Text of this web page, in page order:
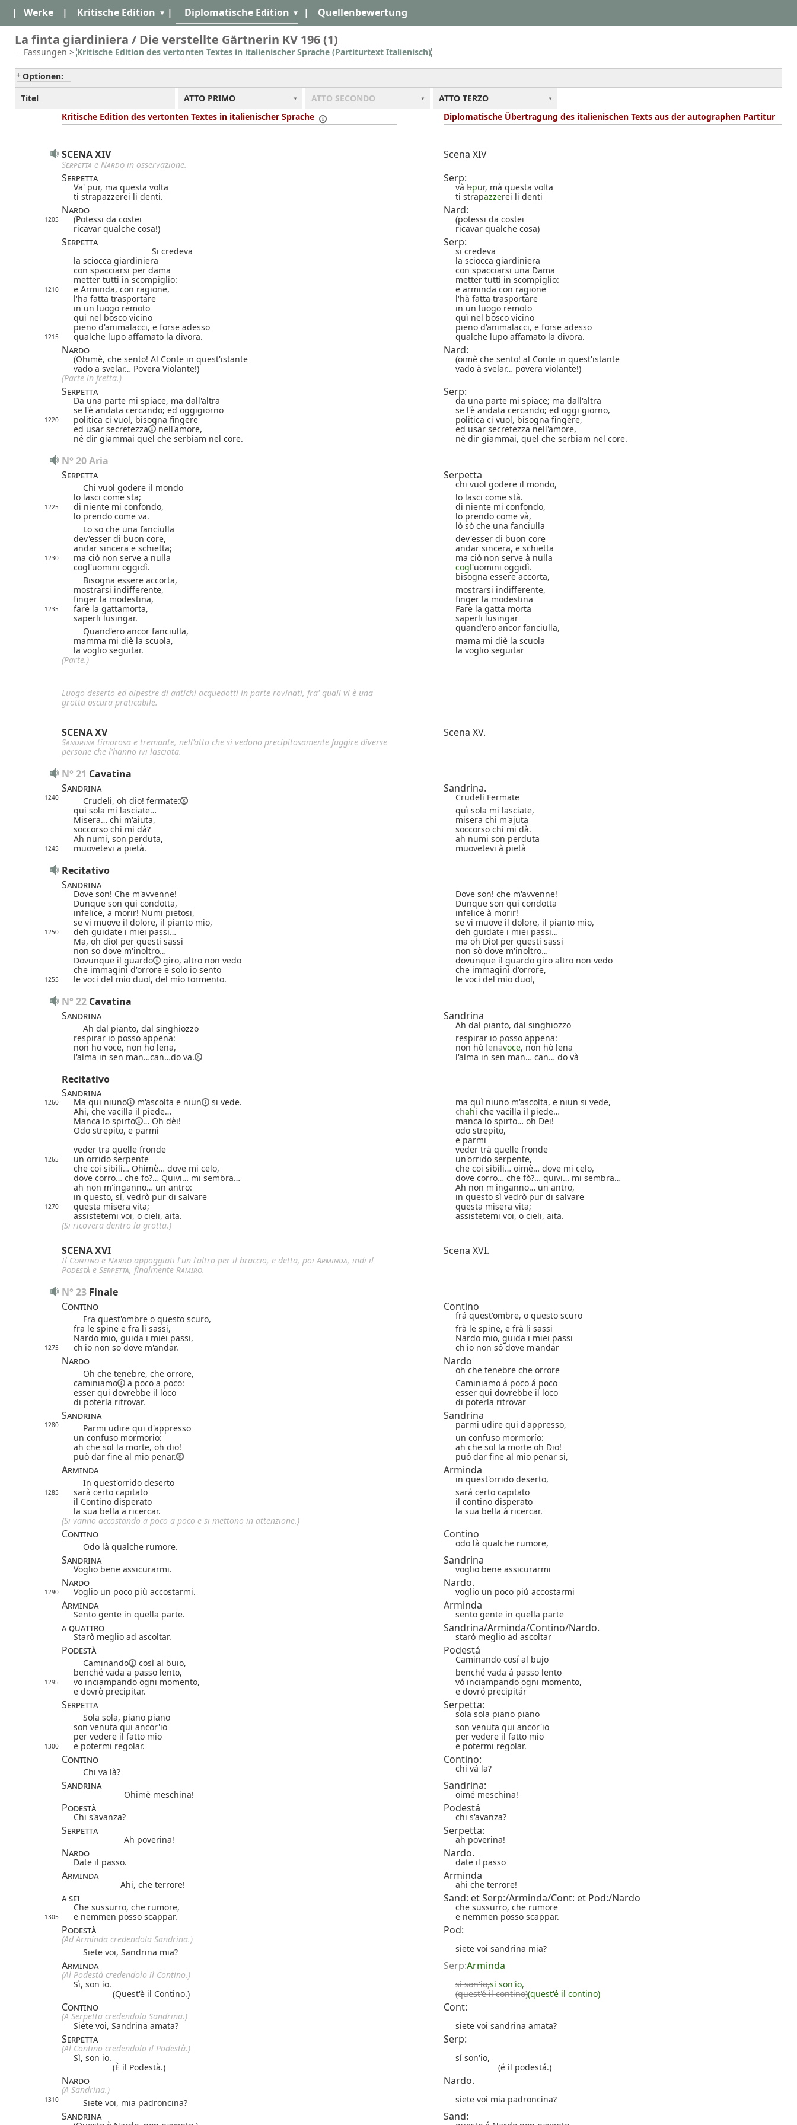
| Werke | Kritische Edition | Diplomatische Edition | Quellenbewertung
La finta giardiniera / Die verstellte Gärtnerin KV 196 (1)
Fassungen > Kritische Edition des vertonten Textes in italienischer Sprache (Partiturtext Italienisch)
Optionen:
Titel
ATTO PRIMO ATTO SECONDO
ATTO TERZO
Kritische Edition des vertonten Textes in italienischer Sprache
Diplomatische Übertragung des italienischen Texts aus der autographen Partitur
SCENA XIV Scena XIV
Serpetta e Nardo in osservazione.
Serpetta Serp:
Va' pur, ma questa volta và bpur, mà questa volta
ti strapazzerei li denti.
ti strapazzerei li denti
Nardo Nard:
1205 (Potessi da costei
(potessi da costei
ricavar qualche cosa!)
ricavar qualche cosa)
Serpetta Serp:
Si credeva
si credeva
la sciocca giardiniera
la sciocca giardiniera
con spacciarsi per dama
con spacciarsi una Dama
metter tutti in scompiglio:
metter tutti in scompiglio:
1210 e Arminda, con ragione,
e arminda con ragione
l'ha fatta trasportare
l'hà fatta trasportare
in un luogo remoto
in un luogo remoto
qui nel bosco vicino
quì nel bosco vicino
pieno d'animalacci, e forse adesso
pieno d'animalacci, e forse adesso
1215 qualche lupo affamato la divora. qualche lupo affamato la divora.
Nardo Nard:
(Ohimè, che sento! Al Conte in quest'istante
(oimè che sento! al Conte in quest'istante
vado a svelar… Povera Violante!)
vado à svelar… povera violante!)
(Parte in fretta.)
Serpetta Serp:
Da una parte mi spiace, ma dall'altra
da una parte mi spiace; ma dall'altra
se l'è andata cercando; ed oggigiorno
se l'è andata cercando; ed oggi giorno,
1220 politica ci vuol, bisogna fingere
politica ci vuol, bisogna fingere,
ed usar secretezza nell'amore,
ed usar secretezza nell'amore,
né dir giammai quel che serbiam nel core.
nè dir giammai, quel che serbiam nel core.
N° 20 Aria
Serpetta
Serpetta
Chi vuol godere il mondo
chi vuol godere il mondo,
lo lasci come sta;
lo lasci come stà.
1225 di niente mi confondo,
di niente mi confondo,
lo prendo come va.
lo prendo come và,
Lo so che una fanciulla
lò sò che una fanciulla
dev'esser di buon core,
dev'esser di buon core
andar sincera e schietta;
andar sincera, e schietta
1230 ma ciò non serve a nulla
ma ciò non serve à nulla
cogl'uomini oggidì.
cogl'uomini oggidì.
Bisogna essere accorta,
bisogna essere accorta,
mostrarsi indifferente,
mostrarsi indifferente,
finger la modestina,
finger la modestina
1235 fare la gattamorta,
Fare la gatta morta
saperli lusingar.
saperli lusingar
Quand'ero ancor fanciulla,
quand'ero ancor fanciulla,
mamma mi diè la scuola,
mama mi diè la scuola
la voglio seguitar.
la voglio seguitar
(Parte.)
Luogo deserto ed alpestre di antichi acquedotti in parte rovinati, fra' quali vi è una
grotta oscura praticabile.
SCENA XV Scena XV.
Sandrina timorosa e tremante, nell'atto che si vedono precipitosamente fuggire diverse
persone che l'hanno ivi lasciata.
N° 21 Cavatina
Sandrina
Sandrina.
1240 Crudeli, oh dio! fermate:
Crudeli Fermate
qui sola mi lasciate…
quì sola mi lasciate,
Misera… chi m'aiuta,
misera chi m'ajuta
soccorso chi mi dà?
soccorso chi mi dà.
Ah numi, son perduta,
ah numi son perduta
1245 muovetevi a pietà. muovetevi à pietà
Recitativo
Sandrina
Dove son! Che m'avvenne!
Dove son! che m'avvenne!
Dunque son qui condotta,
Dunque son qui condotta
infelice, a morir! Numi pietosi,
infelice à morir!
se vi muove il dolore, il pianto mio,
se vi muove il dolore, il pianto mio,
1250 deh guidate i miei passi…
deh guidate i miei passi…
Ma, oh dio! per questi sassi
ma oh Dio! per questi sassi
non so dove m'inoltro…
non sò dove m'inoltro…
Dovunque il guardo giro, altro non vedo
dovunque il guardo giro altro non vedo
che immagini d'orrore e solo io sento che immagini d'orrore,
1255 le voci del mio duol, del mio tormento. le voci del mio duol,
N° 22 Cavatina
Sandrina
Sandrina
Ah dal pianto, dal singhiozzo
Ah dal pianto, dal singhiozzo
respirar io posso appena:
respirar io posso appena:
non ho voce, non ho lena,
non hò lenavoce, non hò lena
l'alma in sen man…can…do va.
l'alma in sen man… can… do và
Recitativo
Sandrina
1260 Ma qui niuno m'ascolta e niun si vede.
ma quì niuno m'ascolta, e niun si vede,
Ahi, che vacilla il piede…
chahi che vacilla il piede…
Manca lo spirto … Oh dèi!
manca lo spirto… oh Dei!
Odo strepito, e parmi
odo strepito,
e parmi
veder tra quelle fronde
veder trà quelle fronde
1265 un orrido serpente
un'orrido serpente,
che coi sibili… Ohimè… dove mi celo,
che coi sibili… oimè… dove mi celo,
dove corro… che fo?… Quivi… mi sembra…
dove corro… che fò?… quivi… mi sembra…
ah non m'inganno… un antro:
Ah non m'inganno… un antro,
in questo, sì, vedrò pur di salvare
in questo sì vedrò pur di salvare
1270 questa misera vita;
questa misera vita;
assistetemi voi, o cieli, aita.
assistetemi voi, o cieli, aita.
(Si ricovera dentro la grotta.)
SCENA XVI Scena XVI.
Il Contino e Nardo appoggiati l'un l'altro per il braccio, e detta, poiArminda, indi il
Podestà e Serpetta, finalmente Ramiro.
N° 23 Finale
Contino
Contino
Fra quest'ombre o questo scuro,
frá quest'ombre, o questo scuro
fra le spine e fra li sassi,
frà le spine, e frà li sassi
Nardo mio, guida i miei passi,
Nardo mio, guida i miei passi
1275 ch'io non so dove m'andar. ch'io non só dove m'andar
Nardo Nardo
Oh che tenebre, che orrore,
oh che tenebre che orrore
caminiamo
a poco a poco:
Caminiamo á poco á poco
esser qui dovrebbe il loco
esser qui dovrebbe il loco
di poterla ritrovar.
di poterla ritrovar
Sandrina Sandrina
1280 Parmi udire qui d'appresso
parmi udire qui d'appresso,
un confuso mormorio:
un confuso mormorío:
ah che sol la morte, oh dio!
ah che sol la morte oh Dio!
può dar fine al mio penar.
puó dar fine al mio penar si,
Arminda Arminda
In quest'orrido deserto in quest'orrido deserto,
1285 sarà certo capitato
sará certo capitato
il Contino disperato
il contino disperato
la sua bella a ricercar.
la sua bella á ricercar.
(Si vanno accostando a poco a poco e si mettono in attenzione.)
Contino Contino
Odo là qualche rumore. odo là qualche rumore,
Sandrina Sandrina
Voglio bene assicurarmi. voglio bene assicurarmi
Nardo Nardo.
1290 Voglio un poco più accostarmi. voglio un poco piú accostarmi
Arminda Arminda
Sento gente in quella parte. sento gente in quella parte
a quattro Sandrina/Arminda/Contino/Nardo.
Starò meglio ad ascoltar. staró meglio ad ascoltar
Podestà Podestá
Caminando così al buio,
Caminando cosí al bujo
benché vada a passo lento,
benché vada á passo lento
1295 vo inciampando ogni momento,
vó inciampando ogni momento,
e dovrò precipitar.
e dovró precipitár
Serpetta Serpetta:
Sola sola, piano piano
sola sola piano piano
son venuta qui ancor'io
son venuta qui ancor'io
per vedere il fatto mio
per vedere il fatto mio
1300 e potermi regolar. e potermi regolar.
Contino Contino:
Chi va là? chi vá la?
Sandrina Sandrina:
Ohimè meschina! oimé meschina!
Podestà Podestá
Chi s'avanza? chi s'avanza?
Serpetta Serpetta:
Ah poverina! ah poverina!
Nardo Nardo.
Date il passo. date il passo
Arminda Arminda
Ahi, che terrore! ahi che terrore!
a sei Sand: et Serp:/Arminda/Cont: et Pod:/Nardo
Che sussurro, che rumore, che sussurro, che rumore
1305 e nemmen posso scappar. e nemmen posso scappar.
Podestà Pod:
(Ad Arminda credendola Sandrina.)
Siete voi, Sandrina mia?
siete voi sandrina mia?
Arminda Serp:Arminda
(Al Podestà credendolo il Contino.)
Sì, son io.
si son'io,si son'io,
(Quest'è il Contino.)
(quest'é il contino)(quest'é il contino)
Contino Cont:
(A Serpetta credendola Sandrina.)
Siete voi, Sandrina amata?
siete voi sandrina amata?
Serpetta Serp:
(Al Contino credendolo il Podestà.)
Sì, son io.
sí son'io,
(È il Podestà.)
(é il podestá.)
Nardo Nardo.
(A Sandrina.)
1310 Siete voi, mia padroncina? siete voi mia padroncina?
Sandrina Sand: